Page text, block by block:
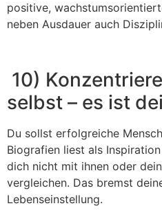
positive,
neben Ausdauer auch
10)
selbst – es ist
Du sollst erfolgreiche
Biografien liest als
dich nicht mit ihnen oder
vergleichen. Das bremst
Lebenseinstellung.